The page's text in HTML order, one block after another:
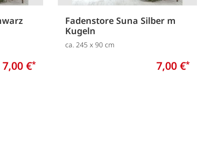
7,00 €*
Fadenstore Suna Silber m
Kugeln
ca. 245 x 90 cm
7,00 €*